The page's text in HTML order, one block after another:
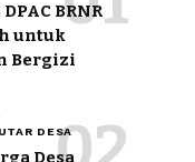
BRNR
untuk
Bergizi
DESA
Desa